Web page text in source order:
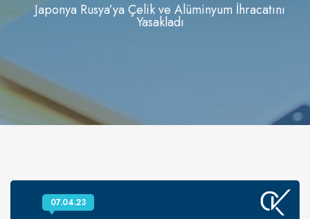
Japonya Rusya’ya Çelik ve Alüminyum İhracatını
Yasakladı
07.04.23